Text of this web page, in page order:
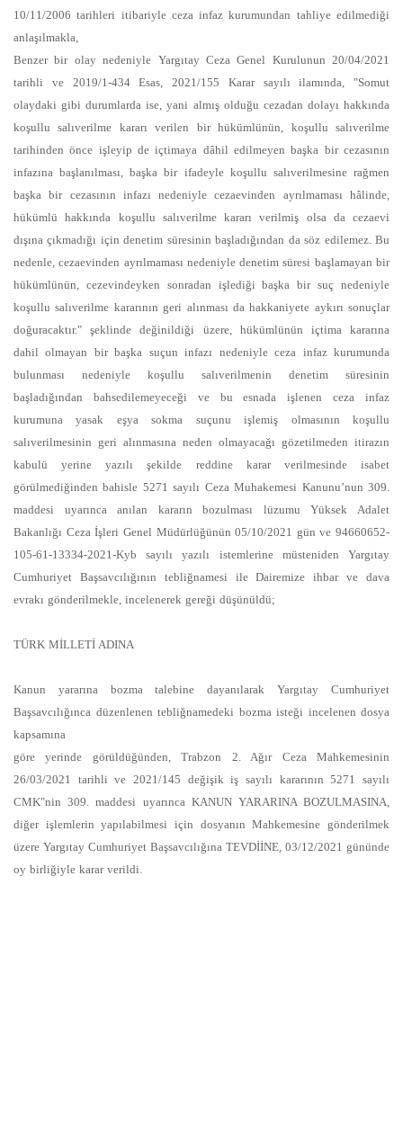
10/11/2006 tarihleri itibariyle ceza infaz kurumundan tahliye edilmediği
anlaşılmakla,
Benzer bir olay nedeniyle Yargıtay Ceza Genel Kurulunun 20/04/2021
tarihli ve 2019/1-434 Esas, 2021/155 Karar sayılı ilamında, "Somut
olaydaki gibi durumlarda ise, yani almış olduğu cezadan dolayı hakkında
koşullu salıverilme kararı verilen bir hükümlünün, koşullu salıverilme
tarihinden önce işleyip de içtimaya dâhil edilmeyen başka bir cezasının
infazına başlanılması, başka bir ifadeyle koşullu salıverilmesine rağmen
başka bir cezasının infazı nedeniyle cezaevinden ayrılmaması hâlinde,
hükümlü hakkında koşullu salıverilme kararı verilmiş olsa da cezaevi
dışına çıkmadığı için denetim süresinin başladığından da söz edilemez. Bu
nedenle, cezaevinden ayrılmaması nedeniyle denetim süresi başlamayan bir
hükümlünün, cezevindeyken sonradan işlediği başka bir suç nedeniyle
koşullu salıverilme kararının geri alınması da hakkaniyete aykırı sonuçlar
doğuracaktır." şeklinde değinildiği üzere, hükümlünün içtima kararına
dahil olmayan bir başka suçun infazı nedeniyle ceza infaz kurumunda
bulunması nedeniyle koşullu salıverilmenin denetim süresinin
başladığından bahsedilemeyeceği ve bu esnada işlenen ceza infaz
kurumuna yasak eşya sokma suçunu işlemiş olmasının koşullu
salıverilmesinin geri alınmasına neden olmayacağı gözetilmeden itirazın
kabulü yerine yazılı şekilde reddine karar verilmesinde isabet
görülmediğinden bahisle 5271 sayılı Ceza Muhakemesi Kanunu’nun 309.
maddesi uyarınca anılan kararın bozulması lüzumu Yüksek Adalet
Bakanlığı Ceza İşleri Genel Müdürlüğünün 05/10/2021 gün ve 94660652-
105-61-13334-2021-Kyb sayılı yazılı istemlerine müsteniden Yargıtay
Cumhuriyet Başsavcılığının tebliğnamesi ile Dairemize ihbar ve dava
evrakı gönderilmekle, incelenerek gereği düşünüldü;
TÜRK MİLLETİ ADINA
Kanun yararına bozma talebine dayanılarak Yargıtay Cumhuriyet
Başsavcılığınca düzenlenen tebliğnamedeki bozma isteği incelenen dosya
kapsamına
göre yerinde görüldüğünden, Trabzon 2. Ağır Ceza Mahkemesinin
26/03/2021 tarihli ve 2021/145 değişik iş sayılı kararının 5271 sayılı
CMK"nin 309. maddesi uyarınca KANUN YARARINA BOZULMASINA,
diğer işlemlerin yapılabilmesi için dosyanın Mahkemesine gönderilmek
üzere Yargıtay Cumhuriyet Başsavcılığına TEVDİİNE, 03/12/2021 gününde
oy birliğiyle karar verildi.